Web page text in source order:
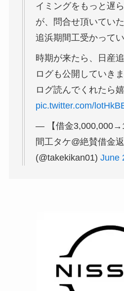
イミングをもっと遅
が、問合せ頂いてい
追浜期間工受かってい
時期が来たら、日産
ログも公開していき
ログ読んでくれたら
pic.twitter.com/
— 【借金
間工タケ@絶賛借金
(@takekikan01) June